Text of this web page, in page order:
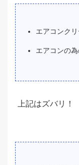
エアコンク
エアコンの
上記はズバリ！